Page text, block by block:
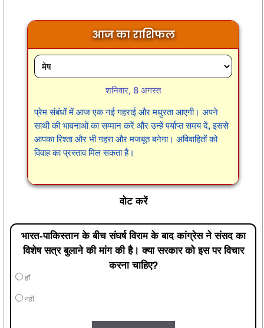
आज का राशिफल
शनिवार, 8 अगस्त
प्रेम संबंधों में आज एक नई गहराई और मधुरता आएगी। अपने
साथी की भावनाओं का सम्मान करें और उन्हें पर्याप्त समय दें, इससे
आपका रिश्ता और भी गहरा और मजबूत बनेगा। अविवाहितों को
विवाह का प्रस्ताव मिल सकता है।
वोट करें
भारत-पाकिस्तान के बीच संघर्ष विराम के बाद कांग्रेस ने संसद का
विशेष सत्र बुलाने की मांग की है। क्या सरकार को इस पर विचार
करना चाहिए?
हाँ
नहीं